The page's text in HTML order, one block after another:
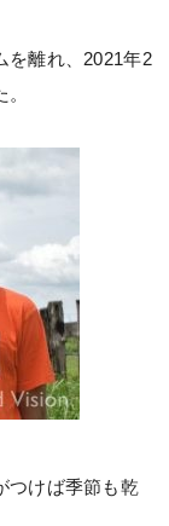
を離れ、2021年2
つけば季節も乾